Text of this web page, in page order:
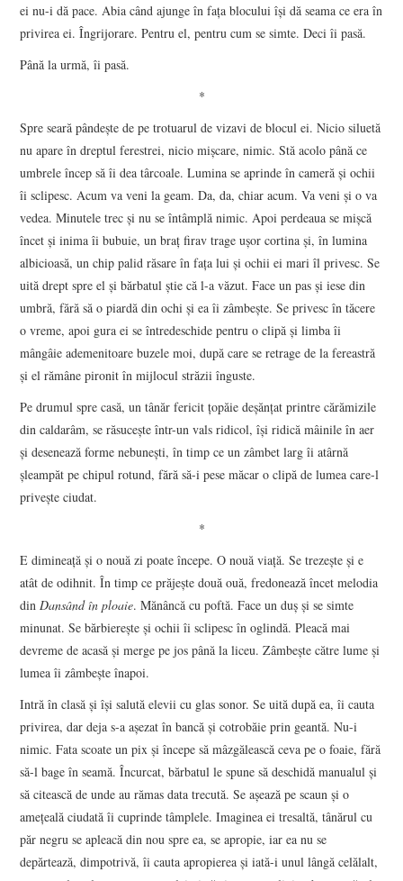
ei nu-i dă pace. Abia când ajunge în faţa blocului îşi dă seama ce era în
privirea ei. Îngrijorare. Pentru el, pentru cum se simte. Deci îi pasă.
Până la urmă, îi pasă.
*
Spre seară pândeşte de pe trotuarul de vizavi de blocul ei. Nicio siluetă
nu apare în dreptul ferestrei, nicio mişcare, nimic. Stă acolo până ce
umbrele încep să îi dea târcoale. Lumina se aprinde în cameră şi ochii
îi sclipesc. Acum va veni la geam. Da, da, chiar acum. Va veni şi o va
vedea. Minutele trec şi nu se întâmplă nimic. Apoi perdeaua se mişcă
încet şi inima îi bubuie, un braţ firav trage uşor cortina şi, în lumina
albicioasă, un chip palid răsare în faţa lui şi ochii ei mari îl privesc. Se
uită drept spre el şi bărbatul ştie că l-a văzut. Face un pas şi iese din
umbră, fără să o piardă din ochi şi ea îi zâmbeşte. Se privesc în tăcere
o vreme, apoi gura ei se întredeschide pentru o clipă şi limba îi
mângâie ademenitoare buzele moi, după care se retrage de la fereastră
şi el rămâne pironit în mijlocul străzii înguste.
Pe drumul spre casă, un tânăr fericit ţopăie deşănţat printre cărămizile
din caldarâm, se răsuceşte într-un vals ridicol, îşi ridică mâinile în aer
şi desenează forme nebuneşti, în timp ce un zâmbet larg îi atârnă
şleampăt pe chipul rotund, fără să-i pese măcar o clipă de lumea care-l
priveşte ciudat.
*
E dimineaţă şi o nouă zi poate începe. O nouă viaţă. Se trezeşte şi e
atât de odihnit. În timp ce prăjeşte două ouă, fredonează încet melodia
din Dansând în ploaie. Mănâncă cu poftă. Face un duş şi se simte
minunat. Se bărbiereşte şi ochii îi sclipesc în oglindă. Pleacă mai
devreme de acasă şi merge pe jos până la liceu. Zâmbeşte către lume şi
lumea îi zâmbeşte înapoi.
Intră în clasă şi îşi salută elevii cu glas sonor. Se uită după ea, îi cauta
privirea, dar deja s-a aşezat în bancă şi cotrobăie prin geantă. Nu-i
nimic. Fata scoate un pix şi începe să mâzgălească ceva pe o foaie, fără
să-l bage în seamă. Încurcat, bărbatul le spune să deschidă manualul şi
să citească de unde au rămas data trecută. Se aşează pe scaun şi o
ameţeală ciudată îi cuprinde tâmplele. Imaginea ei tresaltă, tânărul cu
păr negru se apleacă din nou spre ea, se apropie, iar ea nu se
depărtează, dimpotrivă, îi cauta apropierea şi iată-i unul lângă celălalt,